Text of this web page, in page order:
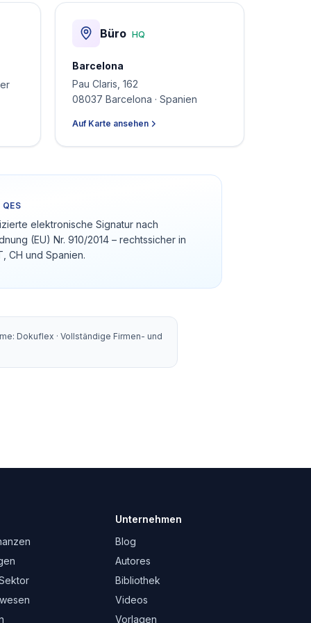
Büro HQ
Barcelona
Pau Claris, 162
08037 Barcelona · Spanien
Auf Karte ansehen
QES
elektronische Signatur nach
(EU) Nr. 910/2014 – rechtssicher in
CH und Spanien.
Dokuflex · Vollständige Firmen- und
Unternehmen
Blog
Autores
Bibliothek
Videos
Vorlagen